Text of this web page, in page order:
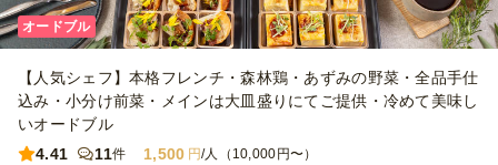
オードブル
【人気シェフ】本格フレンチ・森林鶏・あずみの野菜・全品手仕
込み・小分け前菜・メインは大皿盛りにてご提供・冷めて美味し
いオードブル
4.41
11件 1,500 円/人（10,000円〜）